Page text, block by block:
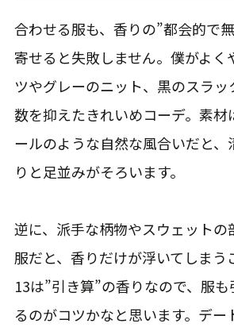
合わせる服も、香りの”都会的で
寄せると失敗しません。僕がよく
ツやグレーのニット、黒のスラッ
数を抑えたきれいめコーデ。素材
ールのような自然な風合いだと、
りと足並みがそろいます。
逆に、派手な柄物やスウェットの
服だと、香りだけが浮いてしまう
13は”引き算”の香りなので、服
るのがコツかなと思います。デー